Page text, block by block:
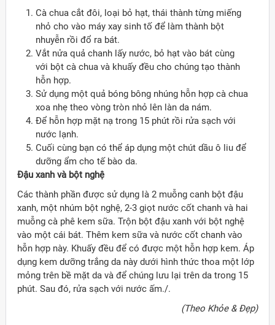
Cà chua cắt đôi, loại bỏ hạt, thái thành từng miếng
nhỏ cho vào máy xay sinh tố để làm thành bột
nhuyễn rồi đổ ra bát.
Vắt nửa quả chanh lấy nước, bỏ hạt vào bát cùng
với bột cà chua và khuấy đều cho chúng tạo thành
hỗn hợp.
Sử dụng một quả bóng bông nhúng hỗn hợp cà chua
xoa nhẹ theo vòng tròn nhỏ lên làn da nám.
Để hỗn hợp mặt nạ trong 15 phút rồi rửa sạch với
nước lạnh.
Cuối cùng bạn có thể áp dụng một chút dầu ô liu để
dưỡng ẩm cho tế bào da.
Đậu xanh và bột nghệ
Các thành phần được sử dụng là 2 muỗng canh bột đậu
xanh, một nhúm bột nghệ, 2-3 giọt nước cốt chanh và hai
muỗng cà phê kem sữa. Trộn bột đậu xanh với bột nghệ
vào một cái bát. Thêm kem sữa và nước cốt chanh vào
hỗn hợp này. Khuấy đều để có được một hỗn hợp kem. Áp
dụng kem dưỡng trắng da này dưới hình thức thoa một lớp
mỏng trên bề mặt da và để chúng lưu lại trên da trong 15
phút. Sau đó, rửa sạch với nước ấm./.
(Theo Khỏe & Đẹp)